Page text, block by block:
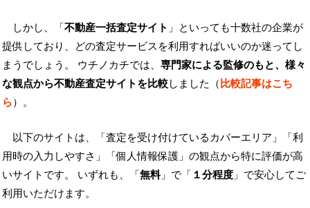
しかし、「不動産一括査定サイト 」といっても十数社の企業が
提供しており、どの査定サービスを利用すればいいのか迷ってし
まうでしょう。 ウチノカチでは、 専門家による監修のもと、様々
な観点から不動産査定サイトを比較しました（比較記事はこち
ら）。
以下のサイトは、「査定を受け付けているカバーエリア」「利
用時の入力しやすさ」「個人情報保護」の観点から特に評価が高
いサイトです。 いずれも、「無料」で「 １分程度 」で安心してご
利用いただけます。